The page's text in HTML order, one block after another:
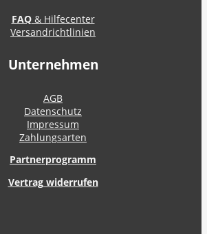
FAQ& Hilfecenter
Versandrichtlinien
Unternehmen
AGB
Datenschutz
Impressum
Zahlungsarten
Partnerprogramm
Vertrag widerrufen